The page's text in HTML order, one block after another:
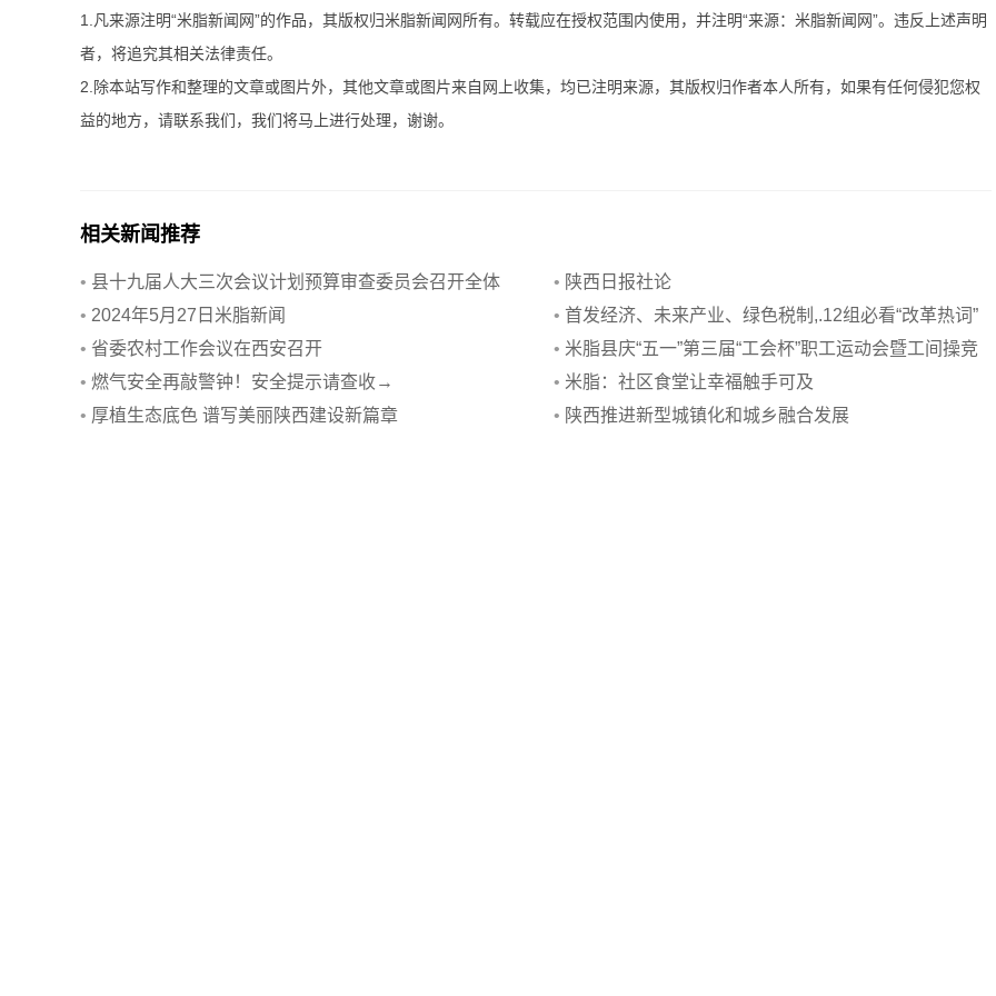
1.凡来源注明“米脂新闻网”的作品，其版权归米脂新闻网所有。转载应在授权范围内使用，并注明“来源：米脂新闻网”。违反上述声明
者，将追究其相关法律责任。
2.除本站写作和整理的文章或图片外，其他文章或图片来自网上收集，均已注明来源，其版权归作者本人所有，如果有任何侵犯您权
益的地方，请联系我们，我们将马上进行处理，谢谢。
相关新闻推荐
• 县十九届人大三次会议计划预算审查委员会召开全体
会议
• 陕西日报社论
• 2024年5月27日米脂新闻 • 首发经济、未来产业、绿色税制,.12组必看“改革热词”
• 省委农村工作会议在西安召开 • 米脂县庆“五一”第三届“工会杯”职工运动会暨工间操竞
赛举行
• 燃气安全再敲警钟！安全提示请查收→ • 米脂：社区食堂让幸福触手可及
• 厚植生态底色 谱写美丽陕西建设新篇章 • 陕西推进新型城镇化和城乡融合发展